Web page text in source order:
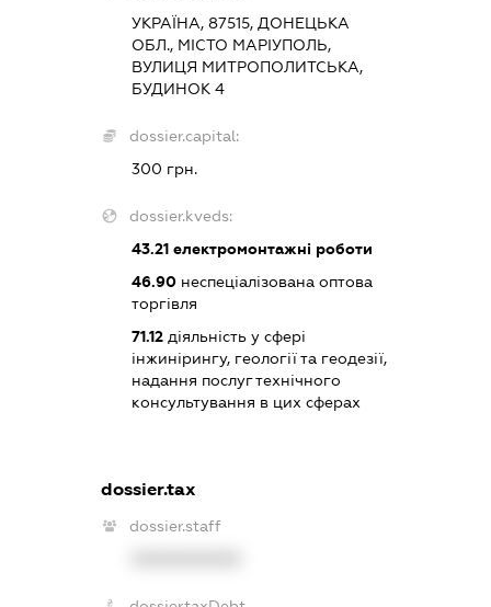
УКРАЇНА, 87515, ДОНЕЦЬКА
ОБЛ., МІСТО МАРІУПОЛЬ,
ВУЛИЦЯ МИТРОПОЛИТСЬКА,
БУДИНОК 4
dossier.capital:
300 грн.
dossier.kveds:
43.21електромонтажні роботи
46.90неспеціалізована оптова
торгівля
71.12діяльність у сфері
інжинірингу, геології та геодезії,
надання послуг технічного
консультування в цих сферах
dossier.tax
dossier.staff